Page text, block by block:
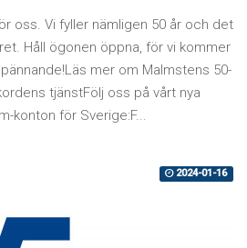
oss. Vi fyller nämligen 50 år och det
Håll ögonen öppna, för vi kommer
mer om Malmstens 50-
tjänstFölj oss på vårt nya
konton för Sverige:F...
2024-01-16